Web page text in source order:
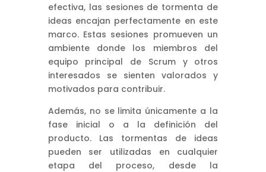
efectiva, las sesiones de tormenta de
ideas encajan perfectamente en este
marco. Estas sesiones promueven un
ambiente donde los miembros del
equipo principal de Scrum y otros
interesados se sienten valorados y
motivados para contribuir.
Además, no se limita únicamente a la
fase inicial o a la definición del
producto. Las tormentas de ideas
pueden ser utilizadas en cualquier
etapa del proceso, desde la